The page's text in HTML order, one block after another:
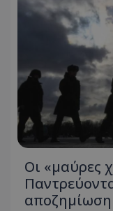
Οι «μαύρες